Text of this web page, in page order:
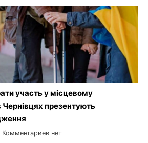
участь у місцевому
презентують
Комментариев нет